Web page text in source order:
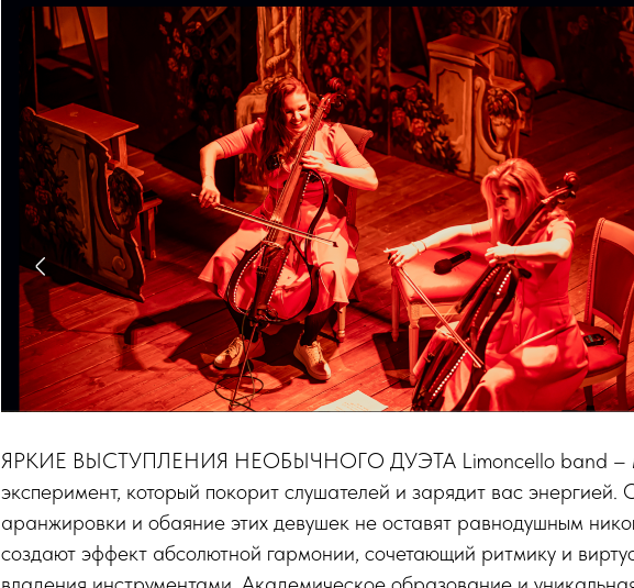
ЯРКИЕ ВЫСТУПЛЕНИЯ НЕОБЫЧНОГО ДУЭТА Limoncello band –
эксперимент, который покорит слушателей и зарядит вас энергией.
аранжировки и обаяние этих девушек не оставят равнодушным
создают эффект абсолютной гармонии, сочетающий ритмику и